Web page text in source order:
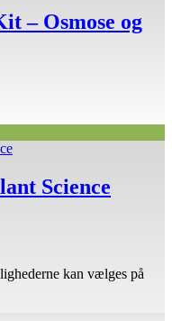
– Osmose og
Science
kan vælges på